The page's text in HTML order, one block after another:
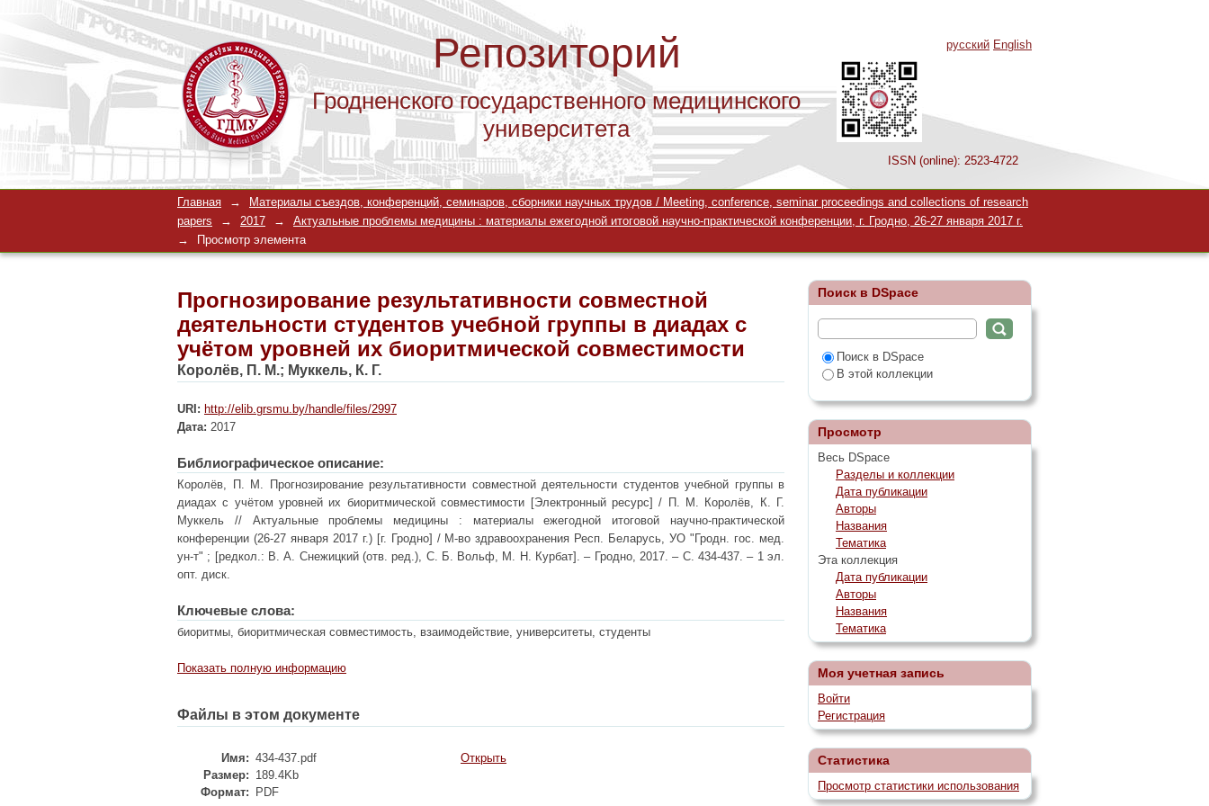
Репозиторий
Гродненского государственного медицинского
университета
ISSN (online): 2523-4722
Прогнозирование результативности совместной деятельности студентов
учебной группы в диадах с учётом уровней их биоритмической
совместимости
русский English
Главная →
Материалы съездов, конференций, семинаров, сборники научных трудов / Meeting, conference, seminar proceedings and collections of research
papers
→ 2017 →
Актуальные проблемы медицины : материалы ежегодной итоговой научно-практической конференции, г. Гродно, 26-27 января 2017 г.
→
Просмотр элемента
Прогнозирование результативности совместной
деятельности студентов учебной группы в диадах с
учётом уровней их биоритмической совместимости
Королёв, П. М.; Муккель, К. Г.
URI: http://elib.grsmu.by/handle/files/2997
Дата: 2017
Библиографическое описание:
Королёв, П. М. Прогнозирование результативности совместной деятельности студентов учебной группы в
диадах с учётом уровней их биоритмической совместимости [Электронный ресурс] / П. М. Королёв, К. Г.
Муккель // Актуальные проблемы медицины : материалы ежегодной итоговой научно-практической
конференции (26-27 января 2017 г.) [г. Гродно] / М-во здравоохранения Респ. Беларусь, УО "Гродн. гос. мед.
ун-т" ; [редкол.: В. А. Снежицкий (отв. ред.), С. Б. Вольф, М. Н. Курбат]. – Гродно, 2017. – С. 434-437. – 1 эл.
опт. диск.
Ключевые слова:
биоритмы, биоритмическая совместимость, взаимодействие, университеты, студенты
Показать полную информацию
Файлы в этом документе
Имя: 434-437.pdf
Размер: 189.4Kb
Формат:
PDF
Открыть
Поиск в DSpace
Поиск в DSpace
В этой коллекции
Просмотр
Весь DSpace
Разделы и коллекции
Дата публикации
Авторы
Названия
Тематика
Эта коллекция
Дата публикации
Авторы
Названия
Тематика
Моя учетная запись
Войти
Регистрация
Статистика
Просмотр статистики использования